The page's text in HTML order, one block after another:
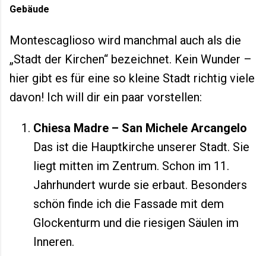
Gebäude
Montescaglioso wird manchmal auch als die
„Stadt der Kirchen“ bezeichnet. Kein Wunder –
hier gibt es für eine so kleine Stadt richtig viele
davon! Ich will dir ein paar vorstellen:
Chiesa Madre – San Michele Arcangelo
Das ist die Hauptkirche unserer Stadt. Sie
liegt mitten im Zentrum. Schon im 11.
Jahrhundert wurde sie erbaut. Besonders
schön finde ich die Fassade mit dem
Glockenturm und die riesigen Säulen im
Inneren.